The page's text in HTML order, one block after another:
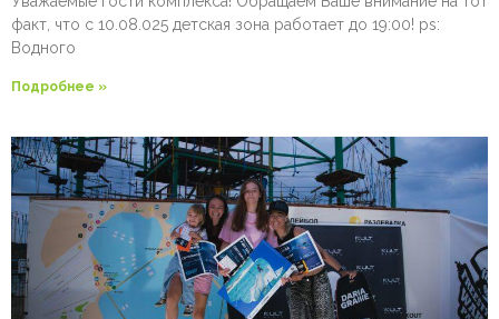
факт, что с 10.08.025 детская зона работает до 19:00! ps:
Водного
Подробнее »